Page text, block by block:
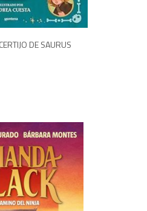
DE SAURUS